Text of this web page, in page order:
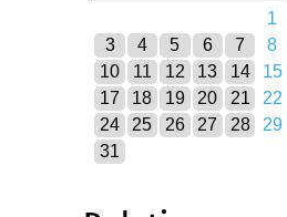
1
3
4 5 6 7 8
10
11 12 13 14 15
17
18 19 20 21 22
24
25 26 27 28 29
31